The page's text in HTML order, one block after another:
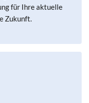
für Ihre aktuelle
Zukunft.